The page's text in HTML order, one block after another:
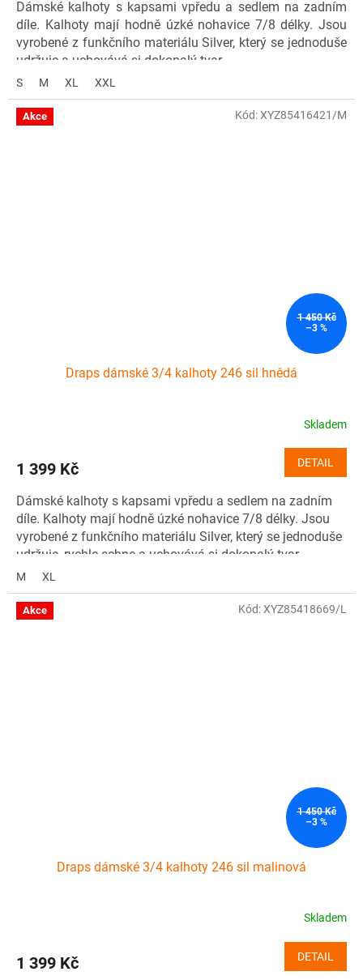
Dámské kalhoty s kapsami vpředu a sedlem na zadním
díle. Kalhoty mají hodně úzké nohavice 7/8 délky. Jsou
vyrobené z funkčního materiálu Silver, který se jednoduše
udržuje a uchovává si dokonalý tvar.
Kód: 7000246-0100-1
S M XL XXL
Akce
1 450 Kč
–3 %
Draps dámské 3/4 kalhoty 246 sil hnědá
Skladem
1 399 Kč DETAIL
Dámské kalhoty s kapsami vpředu a sedlem na zadním
díle. Kalhoty mají hodně úzké nohavice 7/8 délky. Jsou
vyrobené z funkčního materiálu Silver, který se jednoduše
udržuje, rychle schne a uchovává si dokonalý tvar.
Kód: 7000246-4700-1
M XL
Kód:XYZ85416421/M
Akce
1 450 Kč
–3 %
Draps dámské 3/4 kalhoty 246 sil malinová
Skladem
1 399 Kč DETAIL
Kód:XYZ85418669/L